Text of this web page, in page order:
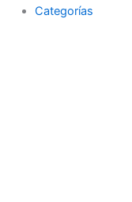
Categorías